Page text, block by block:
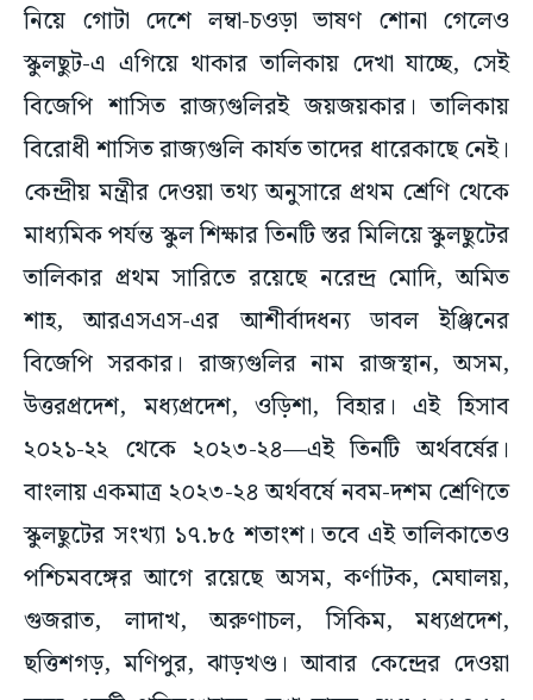
নিয়ে গোটা দেশে লম্বা-চওড়া ভাষণ শোনা গেলেও
স্কুলছুট-এ এগিয়ে থাকার তালিকায় দেখা যাচ্ছে, সেই
বিজেপি শাসিত রাজ্যগুলিরই জয়জয়কার। তালিকায়
বিরোধী শাসিত রাজ্যগুলি কার্যত তাদের ধারেকাছে নেই।
কেন্দ্রীয় মন্ত্রীর দেওয়া তথ্য অনুসারে প্রথম শ্রেণি থেকে
মাধ্যমিক পর্যন্ত স্কুল শিক্ষার তিনটি স্তর মিলিয়ে স্কুলছুটের
তালিকার প্রথম সারিতে রয়েছে নরেন্দ্র মোদি, অমিত
শাহ, আরএসএস-এর আশীর্বাদধন্য ডাবল ইঞ্জিনের
বিজেপি সরকার। রাজ্যগুলির নাম রাজস্থান, অসম,
উত্তরপ্রদেশ, মধ্যপ্রদেশ, ওড়িশা, বিহার। এই হিসাব
২০২১-২২ থেকে ২০২৩-২৪—এই তিনটি অর্থবর্ষের।
বাংলায় একমাত্র ২০২৩-২৪ অর্থবর্ষে নবম-দশম শ্রেণিতে
স্কুলছুটের সংখ্যা ১৭.৮৫ শতাংশ। তবে এই তালিকাতেও
পশ্চিমবঙ্গের আগে রয়েছে অসম, কর্ণাটক, মেঘালয়,
গুজরাত, লাদাখ, অরুণাচল, সিকিম, মধ্যপ্রদেশ,
ছত্তিশগড়, মণিপুর, ঝাড়খণ্ড। আবার কেন্দ্রের দেওয়া